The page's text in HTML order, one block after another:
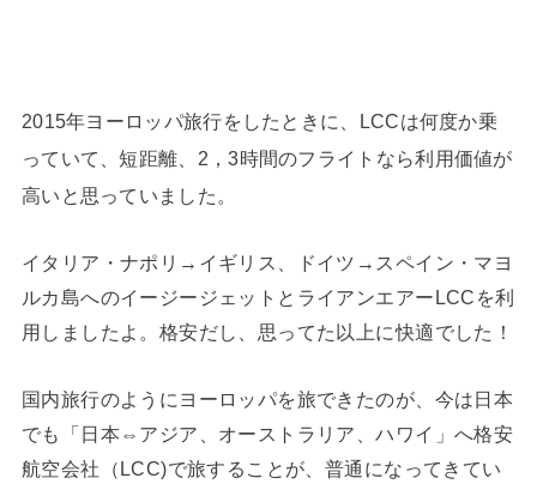
2015年ヨーロッパ旅行をしたときに、LCCは何度か乗
っていて、短距離、2，3時間のフライトなら利用価値が
高いと思っていました。
イタリア・ナポリ→イギリス、ドイツ→スペイン・マヨ
ルカ島へのイージージェットとライアンエアーLCCを利
用しましたよ。格安だし、思ってた以上に快適でした！
国内旅行のようにヨーロッパを旅できたのが、今は日本
でも「日本⇔アジア、オーストラリア、ハワイ」へ格安
航空会社（LCC)で旅することが、普通になってきてい